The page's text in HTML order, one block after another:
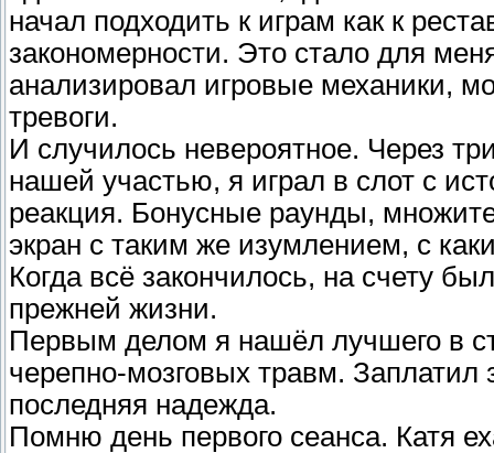
начал подходить к играм как к
закономерности. Это стало для
анализировал игровые механики,
тревоги.
И случилось невероятное. Через
нашей участью, я играл в слот с
реакция. Бонусные раунды,
экран с таким же изумлением, с
Когда всё закончилось, на счету
прежней жизни.
Первым делом я нашёл лучшего в
черепно-мозговых травм.
последняя надежда.
Помню день первого сеанса. Катя